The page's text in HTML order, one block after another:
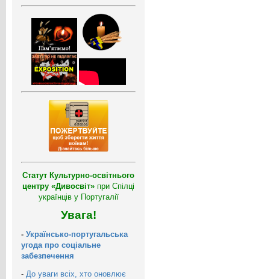
Статут Культурно-освітнього
центру «Дивосвіт» при Спілці
українців у Португалії
Увага!
- Українсько-португальська
угода про соціальне
забезпечення
- До уваги всіх, хто оновлює